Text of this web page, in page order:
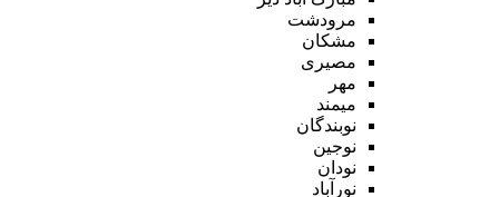
مرودشت
مشکان
مصیری
مهر
میمند
نوبندگان
نوجین
نودان
نورآباد